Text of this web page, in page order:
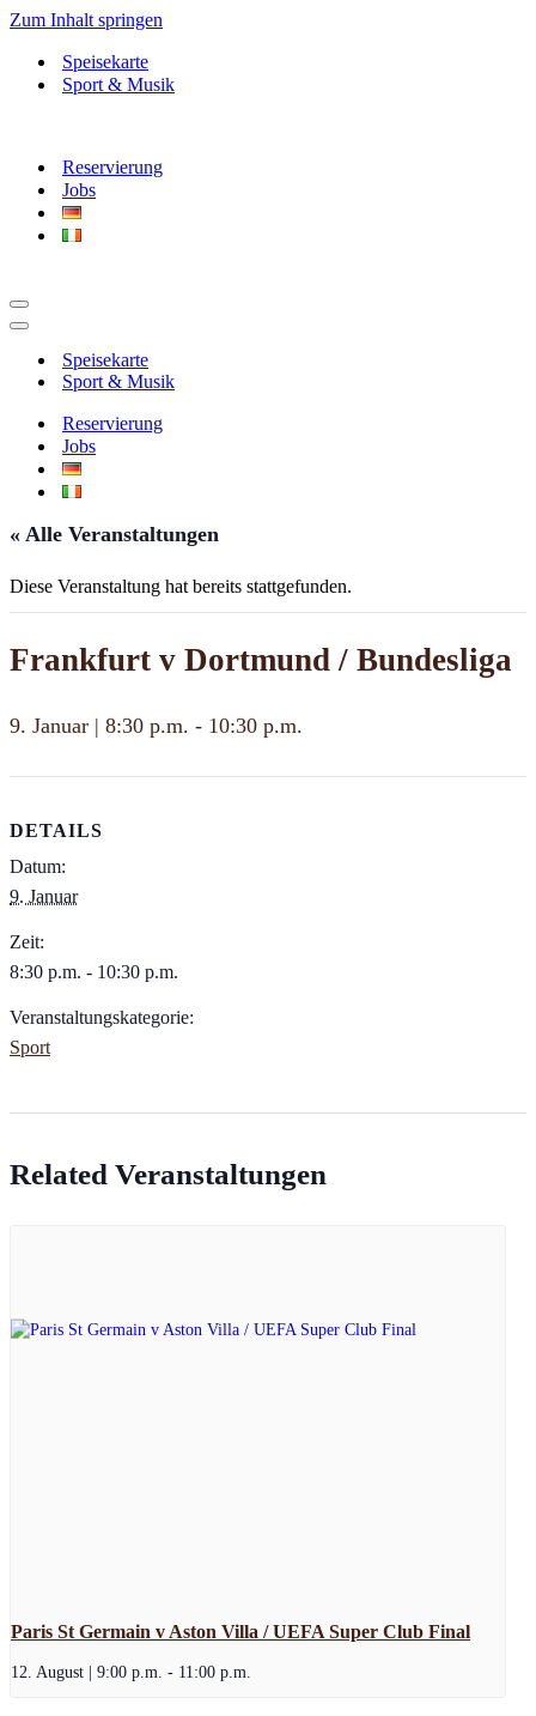
Zum Inhalt springen
Speisekarte
Sport & Musik
Reservierung
Jobs
Navigationsmenü
Navigationsmenü
Speisekarte
Sport & Musik
Reservierung
Jobs
« Alle Veranstaltungen
Diese Veranstaltung hat bereits stattgefunden.
Frankfurt v Dortmund / Bundesliga
9. Januar | 8:30 p.m. - 10:30 p.m.
DETAILS
Datum:
9. Januar
Zeit:
8:30 p.m. - 10:30 p.m.
Veranstaltungskategorie:
Sport
Related Veranstaltungen
Paris St Germain v Aston Villa / UEFA Super Club Final
12. August | 9:00 p.m. - 11:00 p.m.